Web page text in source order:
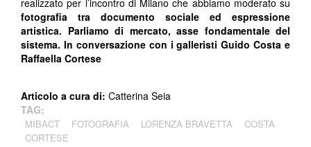
fotografia tra documento sociale ed espressione
artistica. Parliamo di mercato, asse fondamentale del
sistema. In conversazione con i galleristi Guido Costa e
Raffaella Cortese
Articolo a cura di: Catterina Seia
TAG:
MIBACT FOTOGRAFIA LORENZA BRAVETTA
COSTA
CORTESE